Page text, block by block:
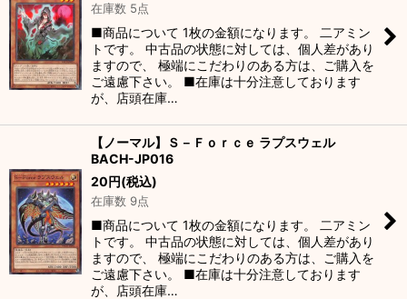
在庫数 5点
■商品について 1枚の金額になります。 二アミン
トです。 中古品の状態に対しては、個人差があり
ますので、 極端にこだわりのある方は、ご購入を
ご遠慮下さい。 ■在庫は十分注意しております
が、店頭在庫…
【ノーマル】Ｓ－Ｆｏｒｃｅ ラプスウェル
BACH-JP016
20円(税込)
在庫数 9点
■商品について 1枚の金額になります。 二アミン
トです。 中古品の状態に対しては、個人差があり
ますので、 極端にこだわりのある方は、ご購入を
ご遠慮下さい。 ■在庫は十分注意しております
が、店頭在庫…